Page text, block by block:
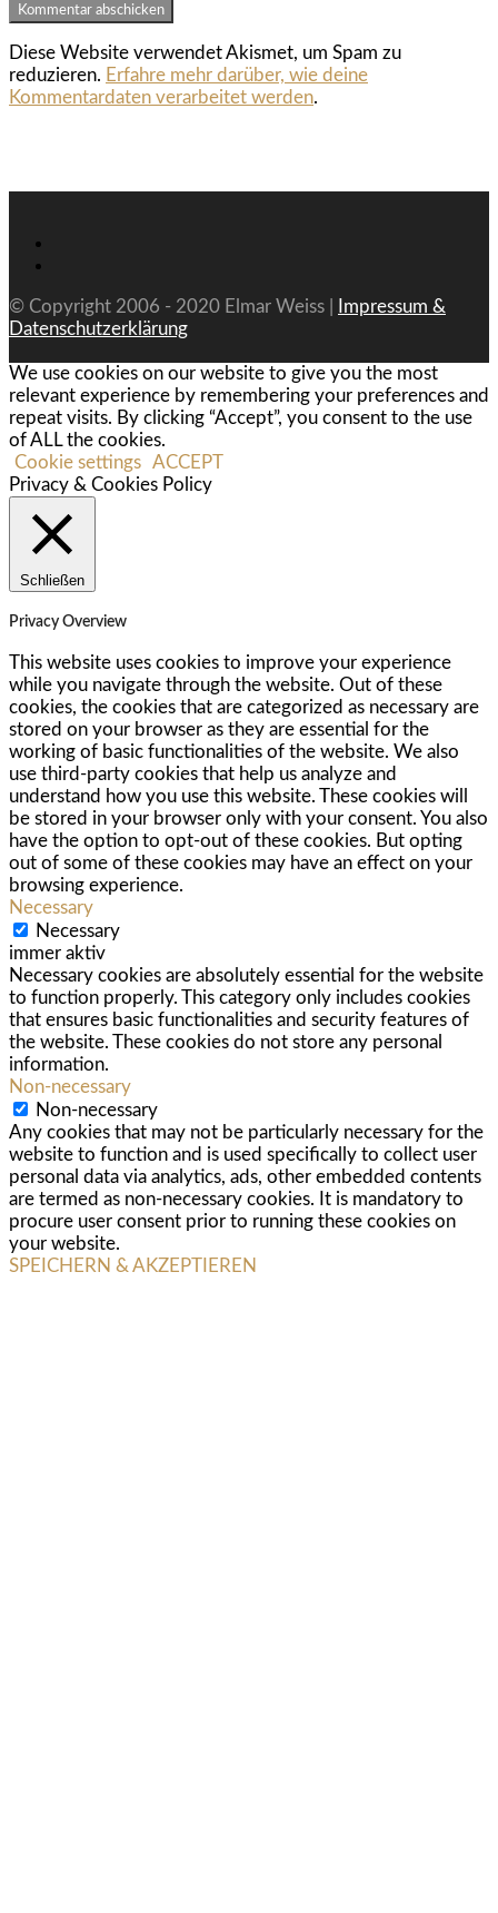
Diese Website verwendet Akismet, um Spam zu
reduzieren. Erfahre mehr darüber, wie deine
Kommentardaten verarbeitet werden.
© Copyright 2006 - 2020 Elmar Weiss |
Impressum &
Datenschutzerklärung
We use cookies on our website to give you the most
relevant experience by remembering your preferences and
repeat visits. By clicking “Accept”, you consent to the use
of ALL the cookies.
Cookie settings ACCEPT
Privacy & Cookies Policy
Schließen
Privacy Overview
This website uses cookies to improve your experience
while you navigate through the website. Out of these
cookies, the cookies that are categorized as necessary are
stored on your browser as they are essential for the
working of basic functionalities of the website. We also
use third-party cookies that help us analyze and
understand how you use this website. These cookies will
be stored in your browser only with your consent. You also
have the option to opt-out of these cookies. But opting
out of some of these cookies may have an effect on your
browsing experience.
Necessary
Necessary
immer aktiv
Necessary cookies are absolutely essential for the website
to function properly. This category only includes cookies
that ensures basic functionalities and security features of
the website. These cookies do not store any personal
information.
Non-necessary
Non-necessary
Any cookies that may not be particularly necessary for the
website to function and is used specifically to collect user
personal data via analytics, ads, other embedded contents
are termed as non-necessary cookies. It is mandatory to
procure user consent prior to running these cookies on
your website.
SPEICHERN & AKZEPTIEREN